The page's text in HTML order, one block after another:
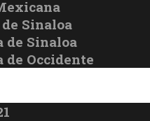
Sinaloa
de Sinaloa
Occidente